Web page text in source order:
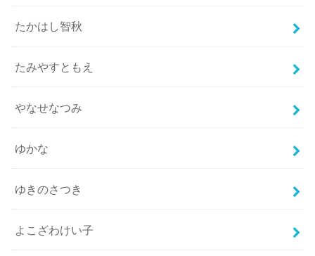
たかはし智秋
たみやすともえ
やなせなつみ
ゆかな
ゆきのさつき
よこざわけい子